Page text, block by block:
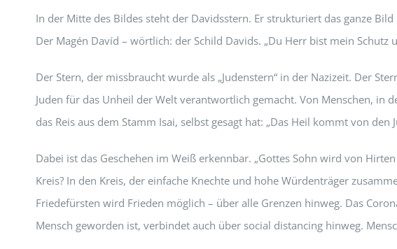
In der Mitte des Bildes steht der Davidsstern. Er strukturiert das ganze
Der Magén Davíd – wörtlich: der Schild Davids. „Du Herr bist mein Schutz
Der Stern, der missbraucht wurde als „Judenstern“ in der Nazizeit. Der
Juden für das Unheil der Welt verantwortlich gemacht. Von Menschen, in
das Reis aus dem Stamm Isai, selbst gesagt hat: „Das Heil kommt von den
Dabei ist das Geschehen im Weiß erkennbar. „Gottes Sohn wird von
Kreis? In den Kreis, der einfache Knechte und hohe Würdenträger
Friedefürsten wird Frieden möglich – über alle Grenzen hinweg. Das
Mensch geworden ist, verbindet auch über social distancing hinweg.